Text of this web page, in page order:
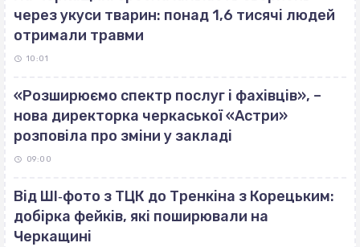
через укуси тварин: понад 1,6 тисячі людей
отримали травми
10:01
«Розширюємо спектр послуг і фахівців», –
нова директорка черкаської «Астри»
розповіла про зміни у закладі
09:00
Від ШІ‐фото з ТЦК до Тренкіна з Корецьким:
добірка фейків, які поширювали на
Черкащині